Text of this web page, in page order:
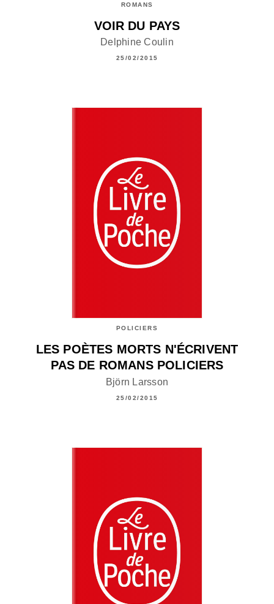
ROMANS
VOIR DU PAYS
Delphine Coulin
25/02/2015
POLICIERS
LES POÈTES MORTS N'ÉCRIVENT
PAS DE ROMANS POLICIERS
Björn Larsson
25/02/2015